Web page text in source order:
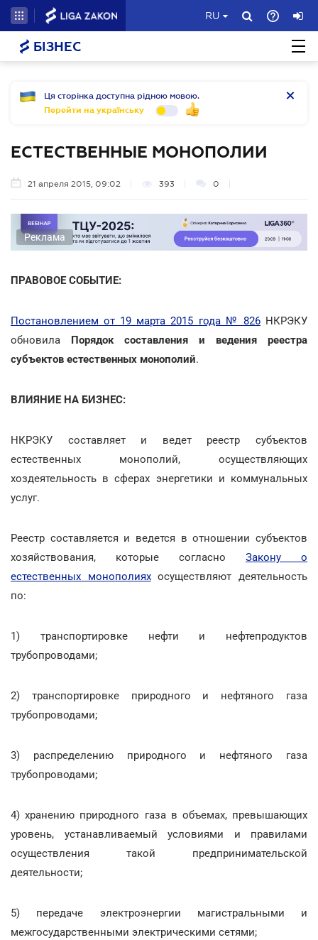
RU
БІЗНЕС
Ця сторінка доступна рідною мовою.
Перейти на українську
ЕСТЕСТВЕННЫЕ МОНОПОЛИИ
21 апреля 2015, 09:02 393 0
Реклама
ПРАВОВОЕ СОБЫТИЕ:
Постановлением от 19 марта 2015 года № 826НКРЭКУ
обновила Порядок составления и ведения реестра
субъектов естественных монополий.
ВЛИЯНИЕ НА БИЗНЕС:
НКРЭКУ составляет и ведет реестр субъектов
естественных монополий, осуществляющих
хоздеятельность в сферах энергетики и коммунальных
услуг.
Реестр составляется и ведется в отношении субъектов
хозяйствования, которые согласно Закону о
естественных монополияхосуществляют деятельность
по:
1) транспортировке нефти и нефтепродуктов
трубопроводами;
2) транспортировке природного и нефтяного газа
трубопроводами;
3) распределению природного и нефтяного газа
трубопроводами;
4) хранению природного газа в объемах, превышающих
уровень, устанавливаемый условиями и правилами
осуществления такой предпринимательской
деятельности;
5) передаче электроэнергии магистральными и
межгосударственными электрическими сетями;